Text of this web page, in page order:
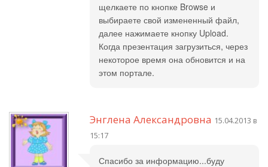
щелкаете по кнопке Browse и
выбираете свой измененный файл,
далее нажимаете кнопку Upload.
Когда презентация загрузиться, через
некоторое время она обновится и на
этом портале.
Энглена Александровна 15.04.2013 в
15:17
Спасибо за информацию...буду